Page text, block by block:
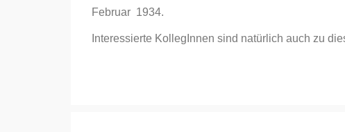
Februar 1934.
Interessierte KollegInnen sind natürlich auch zu